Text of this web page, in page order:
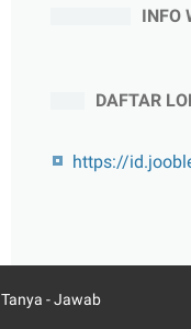
INFO
DAFTAR
https://
Tanya - Jawab